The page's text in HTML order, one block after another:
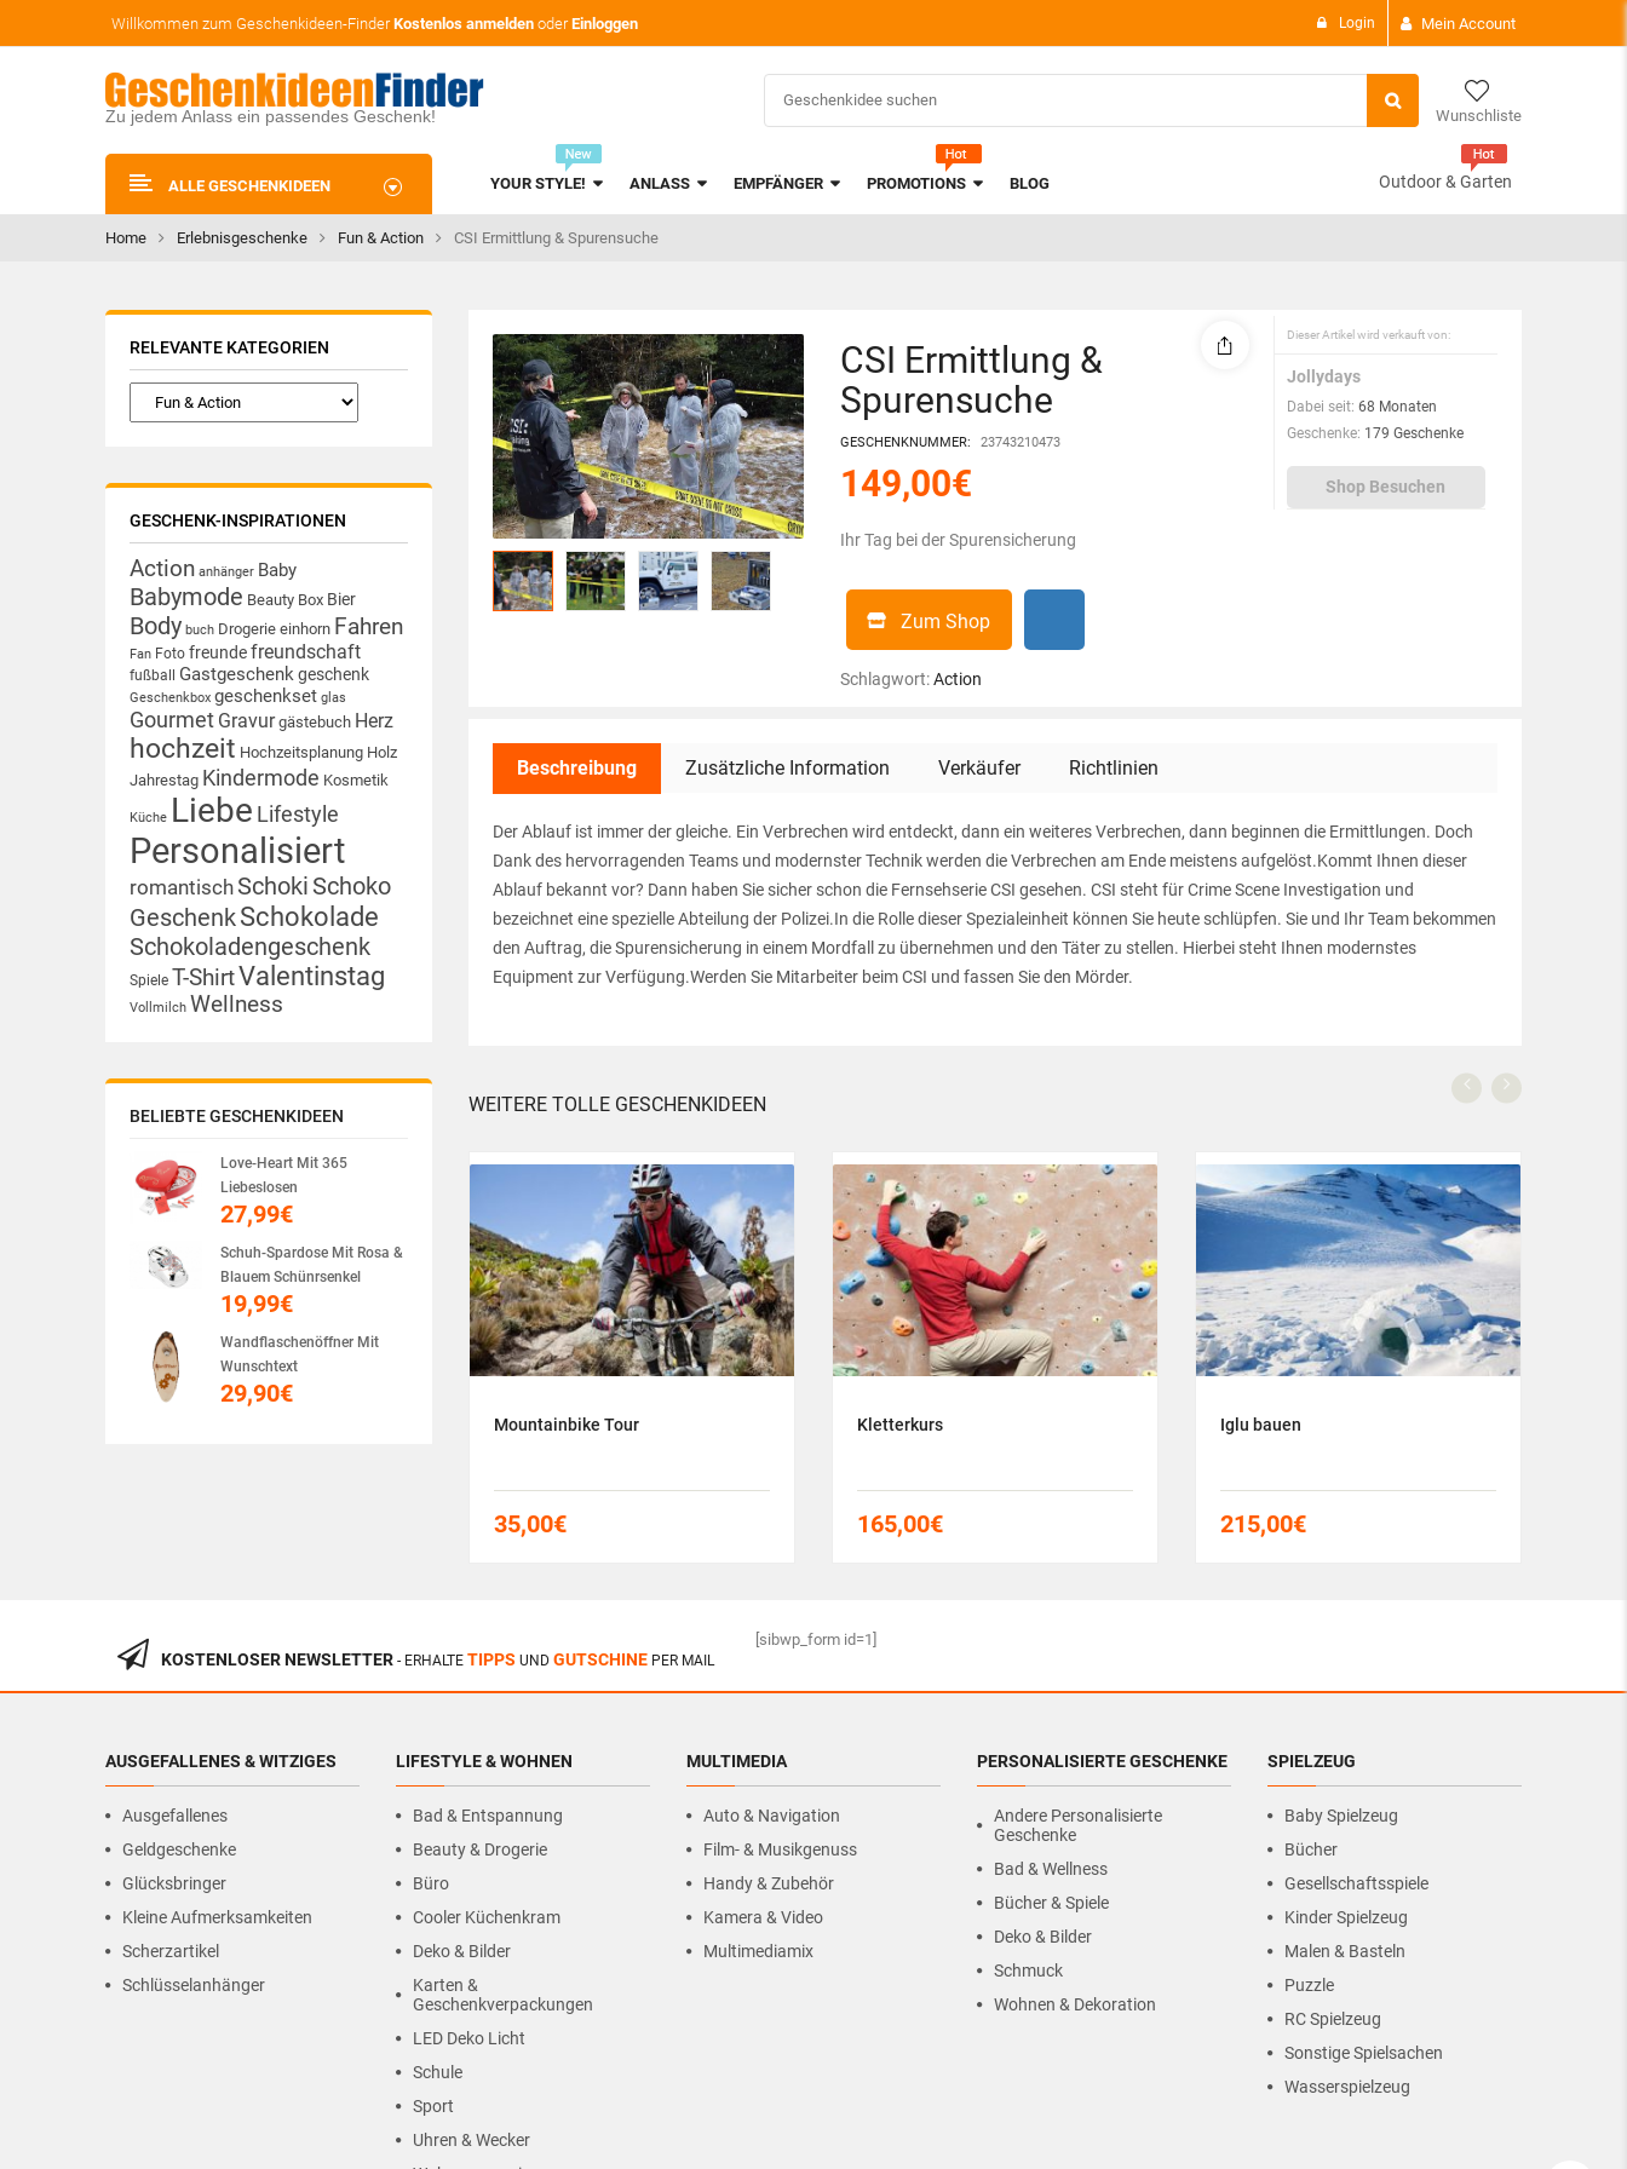
Willkommen zum Geschenkideen-FinderKostenlos anmelden oderEinloggen Login Mein Account
Zu jedem Anlass ein passendes Geschenk! Wunschliste
ALLE GESCHENKIDEEN YOUR STYLE! ANLASS EMPFÄNGER PROMOTIONS BLOG Outdoor & Garten
Home Erlebnisgeschenke Fun & Action CSI Ermittlung & Spurensuche
RELEVANTE KATEGORIEN
GESCHENK-INSPIRATIONEN
Action anhänger Baby
Babymode Beauty Box Bier
Body buch Drogerie einhorn Fahren
Fan Foto freundefreundschaft
fußball Gastgeschenkgeschenk
Geschenkbox geschenkset glas
Gourmet Gravur gästebuch Herz
hochzeit Hochzeitsplanung Holz
Jahrestag Kindermode Kosmetik
Küche Liebe Lifestyle
Personalisiert
romantisch Schoki Schoko
GeschenkSchokolade
Schokoladengeschenk
Spiele T-ShirtValentinstag
Vollmilch Wellness
BELIEBTE GESCHENKIDEEN
Love-Heart Mit 365
Liebeslosen
27,99€
Schuh-Spardose Mit Rosa &
Blauem Schünrsenkel
19,99€
Wandflaschenöffner Mit
Wunschtext
29,90€
CSI Ermittlung &
Spurensuche
GESCHENKNUMMER: 23743210473
149,00€
Ihr Tag bei der Spurensicherung
Zum Shop
Schlagwort:Action
Dieser Artikel wird verkauft von:
Jollydays
Dabei seit: 68 Monaten
Geschenke: 179 Geschenke
Shop Besuchen
Beschreibung Zusätzliche Information Verkäufer Richtlinien
Der Ablauf ist immer der gleiche. Ein Verbrechen wird entdeckt, dann ein weiteres Verbrechen, dann beginnen die Ermittlungen. Doch
Dank des hervorragenden Teams und modernster Technik werden die Verbrechen am Ende meistens aufgelöst.Kommt Ihnen dieser
Ablauf bekannt vor? Dann haben Sie sicher schon die Fernsehserie CSI gesehen. CSI steht für Crime Scene Investigation und
bezeichnet eine spezielle Abteilung der Polizei.In die Rolle dieser Spezialeinheit können Sie heute schlüpfen. Sie und Ihr Team bekommen
den Auftrag, die Spurensicherung in einem Mordfall zu übernehmen und den Täter zu stellen. Hierbei steht Ihnen modernstes
Equipment zur Verfügung.Werden Sie Mitarbeiter beim CSI und fassen Sie den Mörder.
WEITERE TOLLE GESCHENKIDEEN
Mountainbike Tour
35,00€
Kletterkurs
165,00€
Iglu bauen
215,00€
KOSTENLOSER NEWSLETTER - ERHALTE TIPPS UND GUTSCHINE PER MAIL
[sibwp_form id=1]
AUSGEFALLENES & WITZIGES
Ausgefallenes
Geldgeschenke
Glücksbringer
Kleine Aufmerksamkeiten
Scherzartikel
Schlüsselanhänger
LIFESTYLE & WOHNEN
Bad & Entspannung
Beauty & Drogerie
Büro
Cooler Küchenkram
Deko & Bilder
Karten &
Geschenkverpackungen
LED Deko Licht
Schule
Sport
Uhren & Wecker
MULTIMEDIA
Auto & Navigation
Film- & Musikgenuss
Handy & Zubehör
Kamera & Video
Multimediamix
PERSONALISIERTE GESCHENKE
Andere Personalisierte
Geschenke
Bad & Wellness
Bücher & Spiele
Deko & Bilder
Schmuck
Wohnen & Dekoration
SPIELZEUG
Baby Spielzeug
Bücher
Gesellschaftsspiele
Kinder Spielzeug
Malen & Basteln
Puzzle
RC Spielzeug
Sonstige Spielsachen
Wasserspielzeug
There are0